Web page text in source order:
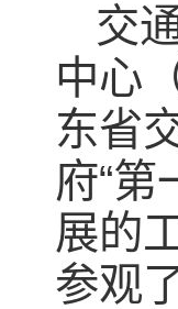
交
中心
东省
府“
展的
参观